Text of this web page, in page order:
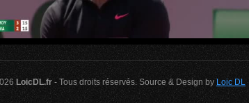
LoicDL.fr - Tous droits réservés. Source & Design by Loic DL